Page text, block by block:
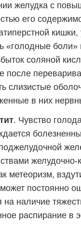
желудка с
его
кишки,
«голодные
соляной
после
слизистые
в них
. Чувство
желудочно-
метеоризм,
постоянно
на наличие
распирание в